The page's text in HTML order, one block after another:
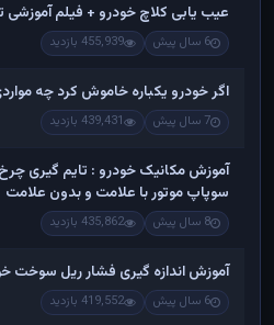
عیب یابی کلاچ خودرو + فیلم
6 سال پیش 455,939 بازدید
اگر خودرو یکباره خاموش کرد چه
7 سال پیش 439,431 بازدید
آموزش مکانیک خودرو : تایم گیری
سوپاپ موتور با علامت و بدون علامت
8 سال پیش 435,862 بازدید
آموزش اندازه گیری فشار ریل سوخت
6 سال پیش 419,552 بازدید